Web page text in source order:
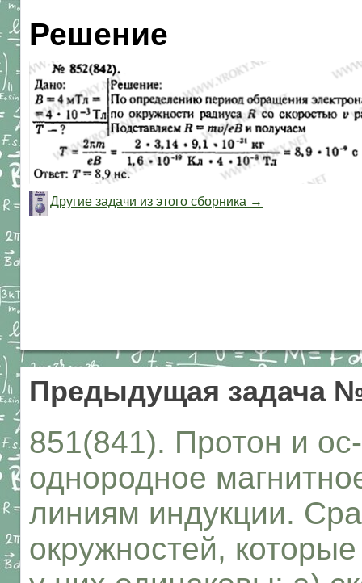
Решение
Другие задачи из этого сборника →
Предыдущая задача
851(841). Протон и
однородное
линиям индукции.
окружностей,